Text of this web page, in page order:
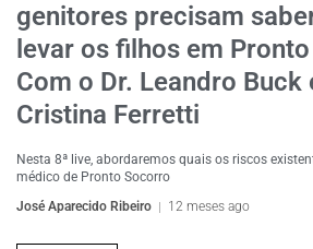
genitores precisam
levar os filhos em
Com o Dr. Leandro Buck
Cristina Ferretti
Nesta 8ª live, abordaremos quais os riscos
médico de Pronto Socorro
José Aparecido Ribeiro
12 meses ago